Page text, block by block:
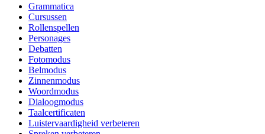
Grammatica
Cursussen
Rollenspellen
Personages
Debatten
Fotomodus
Belmodus
Zinnenmodus
Woordmodus
Dialoogmodus
Taalcertificaten
Luistervaardigheid verbeteren